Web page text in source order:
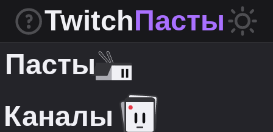
TwitchПасты
Пасты
Каналы